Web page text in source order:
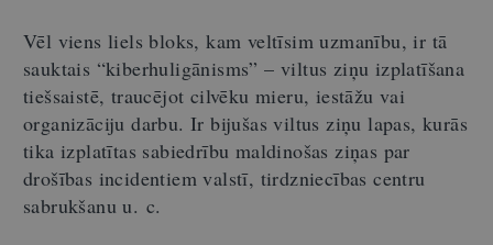
Vēl viens liels bloks, kam veltīsim uzmanību, ir tā
sauktais “kiberhuligānisms” – viltus ziņu izplatīšana
tiešsaistē, traucējot cilvēku mieru, iestāžu vai
organizāciju darbu. Ir bijušas viltus ziņu lapas, kurās
tika izplatītas sabiedrību maldinošas ziņas par
drošības incidentiem valstī, tirdzniecības centru
sabrukšanu u. c.